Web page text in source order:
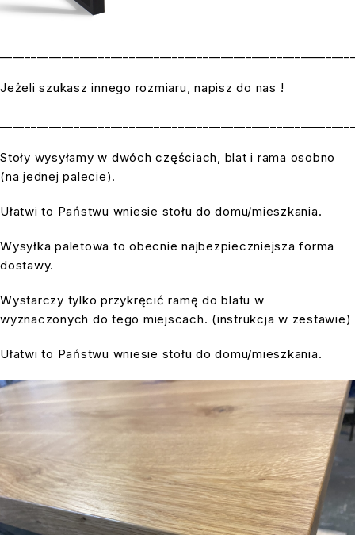
Jeżeli szukasz innego rozmiaru, napisz do nas !
Stoły wysyłamy w dwóch częściach, blat i rama osobno
(na jednej palecie).
Ułatwi to Państwu wniesie stołu do domu/mieszkania.
Wysyłka paletowa to obecnie najbezpieczniejsza forma
dostawy.
Wystarczy tylko przykręcić ramę do blatu w
wyznaczonych do tego miejscach. (instrukcja w zestawie)
Ułatwi to Państwu wniesie stołu do domu/mieszkania.